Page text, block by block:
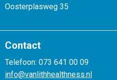
Oosterplasweg 35
Contact
Telefoon: 073 641 00 09
info@vanlithhealthness.nl